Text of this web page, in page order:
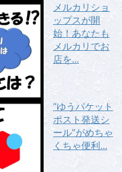
メルカリショ
ップスが開
始！あなたも
メルカリでお
店を...
”ゆうパケット
ポスト発送シ
ール”がめちゃ
くちゃ便利...